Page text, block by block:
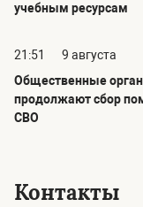
учебным ресурсам
21:51
9 августа
Общественные
продолжают сбор
СВО
Контакты